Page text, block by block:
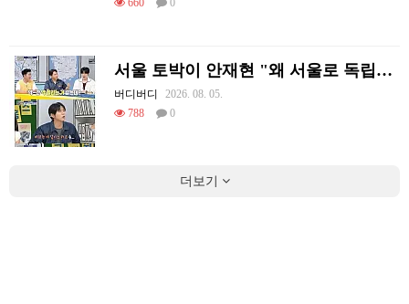
서울 토박이 안재현 "왜 서울로 독립해?"
버디버디
2026. 08. 05.
788
0
더보기